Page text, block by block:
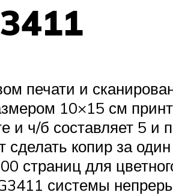
печати и
10×15 см
и ч/б составляет 5 и
сделать копир за
страниц для
системы